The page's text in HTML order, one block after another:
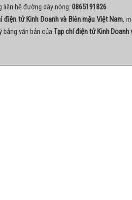
hệ đường dây nóng: 0865191826
điện tử Kinh Doanh và Biên mậu Việt Nam,
văn bản củaTạp chí điện tử Kinh Doanh